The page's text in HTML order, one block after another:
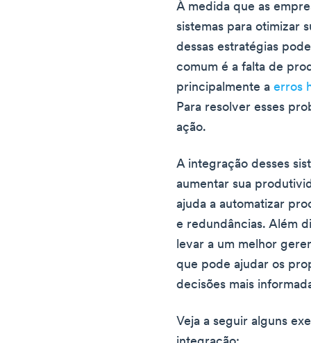
À medida que as
sistemas para otimizar
dessas estratégias
comum é a falta de
principalmente aerros
Para resolver esses
ação.
A integração desses
aumentar sua
ajuda a automatizar
e redundâncias. Além
levar a um melhor
que pode ajudar os
decisões mais
Veja a seguir alguns